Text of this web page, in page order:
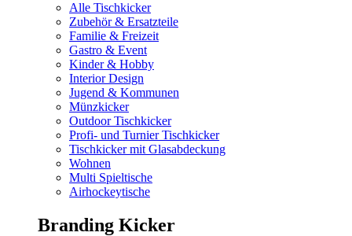
Alle Tischkicker
Zubehör & Ersatzteile
Familie & Freizeit
Gastro & Event
Kinder & Hobby
Interior Design
Jugend & Kommunen
Münzkicker
Outdoor Tischkicker
Profi- und Turnier Tischkicker
Tischkicker mit Glasabdeckung
Wohnen
Multi Spieltische
Airhockeytische
Branding Kicker